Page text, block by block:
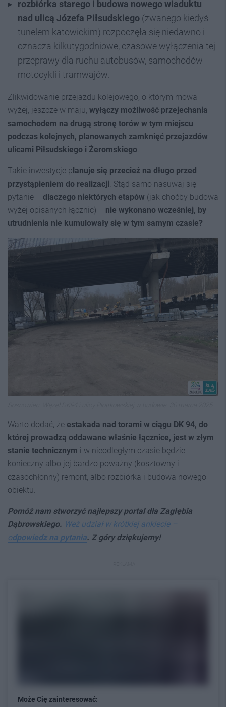
rozbiórka starego i budowa nowego wiaduktu
nad ulicą Józefa Piłsudskiego (zwanego kiedyś
tunelem katowickim) rozpoczęła się niedawno i
oznacza kilkutygodniowe, czasowe wyłączenia tej
przeprawy dla ruchu autobusów, samochodów
motocykli i tramwajów.
Zlikwidowanie przejazdu kolejowego, o którym mowa
wyżej, jeszcze w maju, wyłączy możliwość przejechania
samochodem na drugą stronę torów w tym miejscu
podczas kolejnych, planowanych zamknięć przejazdów
ulicami Piłsudskiego i Żeromskiego.
Takie inwestycje planuje się przecież na długo przed
przystąpieniem do realizacji. Stąd samo nasuwaj się
pytanie – dlaczego niektórych etapów (jak choćby budowa
wyżej opisanych łącznic) – nie wykonano wcześniej, by
utrudnienia nie kumulowały się w tym samym czasie?
Warto dodać, że estakada nad torami w ciągu DK 94, do
której prowadzą oddawane właśnie łącznice, jest w złym
stanie technicznym i w nieodległym czasie będzie
konieczny albo jej bardzo poważny (kosztowny i
czasochłonny) remont, albo rozbiórka i budowa nowego
obiektu.
Pomóż nam stworzyć najlepszy portal dla Zagłębia
Dąbrowskiego. Weź udział w krótkiej ankiecie –
odpowiedz na pytania. Z góry dziękujemy!
Może Cię zainteresować: